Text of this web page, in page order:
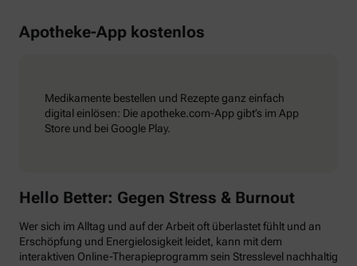
Apotheke-App kostenlos
Medikamente bestellen und Rezepte ganz einfach
digital einlösen: Die apotheke.com-App gibt’s im App
Store und bei Google Play.
Hello Better: Gegen Stress & Burnout
Wer sich im Alltag und auf der Arbeit oft überlastet fühlt und an
Erschöpfung und Energielosigkeit leidet, kann mit dem
interaktiven Online-Therapieprogramm sein Stresslevel nachhaltig